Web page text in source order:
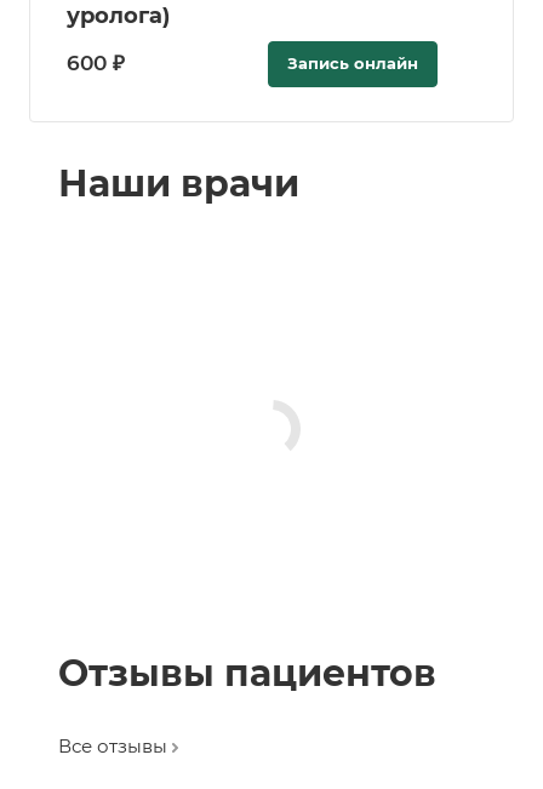
уролога)
600 ₽ Запись онлайн
Наши врачи
Отзывы пациентов
Все отзывы